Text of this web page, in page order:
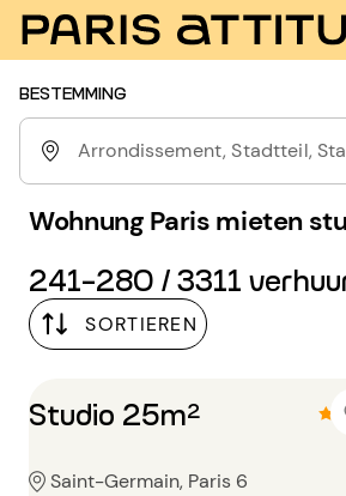
BESTEMMING
Arrondissement, Stadtteil,
Wohnung Paris mieten
241-280 / 3311
SORTIEREN
Studio 25m²
Saint-Germain, Paris 6